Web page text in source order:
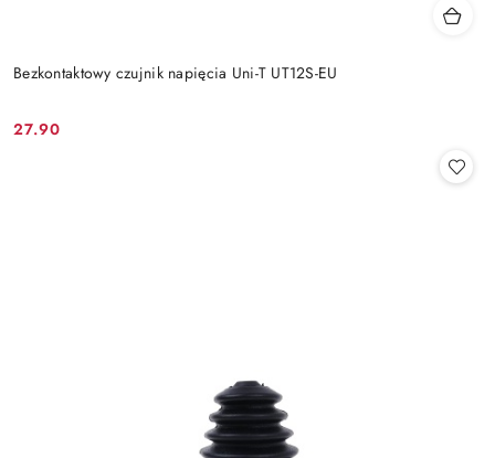
Bezkontaktowy czujnik napięcia Uni-T UT12S-EU
Cena:
27.90